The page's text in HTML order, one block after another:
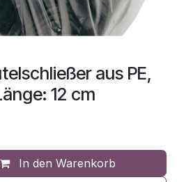
aus PE,
12 cm
In den Warenkorb